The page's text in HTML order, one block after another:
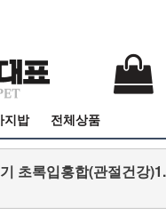
지밥 전체상품
초록입홍합(관절건강)1.